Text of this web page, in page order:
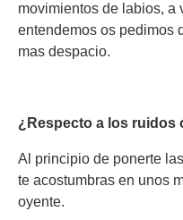
movimientos de labios, a
entendemos os pedimos
mas despacio.
¿Respecto a los ruidos
Al principio de ponerte
te acostumbras en unos
oyente.